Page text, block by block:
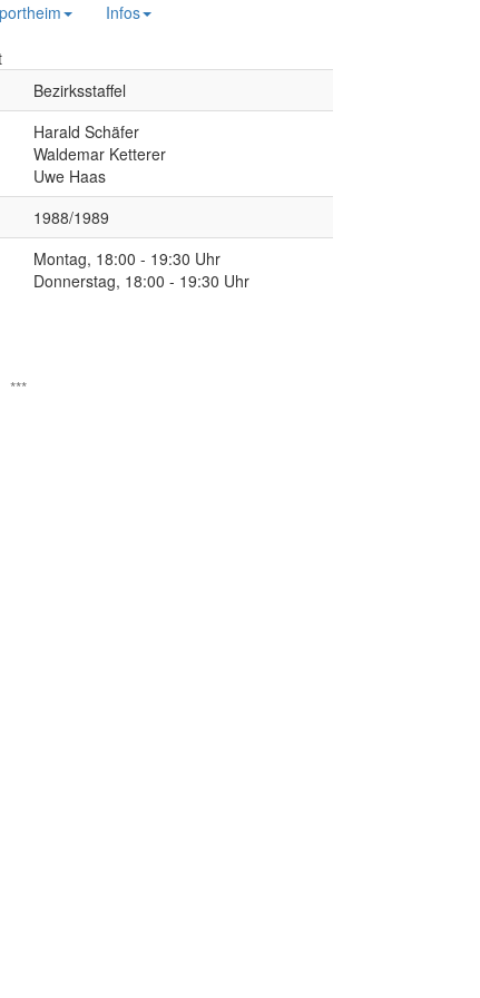
Infos
Bezirksstaffel
Harald Schäfer
Waldemar Ketterer
Uwe Haas
1988/1989
Montag, 18:00 - 19:30 Uhr
Donnerstag, 18:00 - 19:30 Uhr